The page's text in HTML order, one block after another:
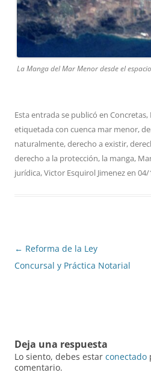
La Manga del Mar Menor desde el
Esta entrada se publicó en Concretas,
etiquetada con cuenca mar menor,
naturalmente,derecho a existir,
derecho a la protección, la manga,
jurídica,Victor Esquirol Jimenezen 04/
Navegación
de
← Reforma de la Ley
Concursal y Práctica Notarial
Deja una respuesta
Lo siento, debes estar conectado
comentario.